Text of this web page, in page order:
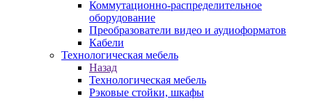
Коммутационно-распределительное
оборудование
Преобразователи видео и аудиоформатов
Кабели
Технологическая мебель
Назад
Технологическая мебель
Рэковые стойки, шкафы